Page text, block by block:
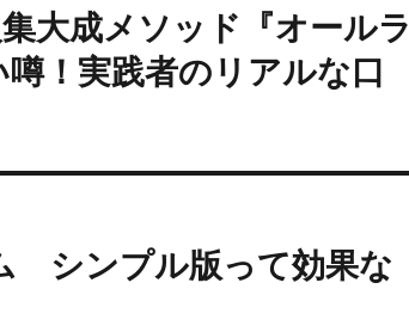
大成メソッド『オールラ
！実践者のリアルな口
シンプル版って効果な